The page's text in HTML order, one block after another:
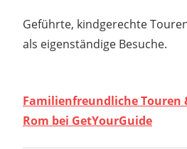
Geführte, kindgerechte
als eigenständige Besuche.
Familienfreundliche Touren
Rom bei GetYourGuide